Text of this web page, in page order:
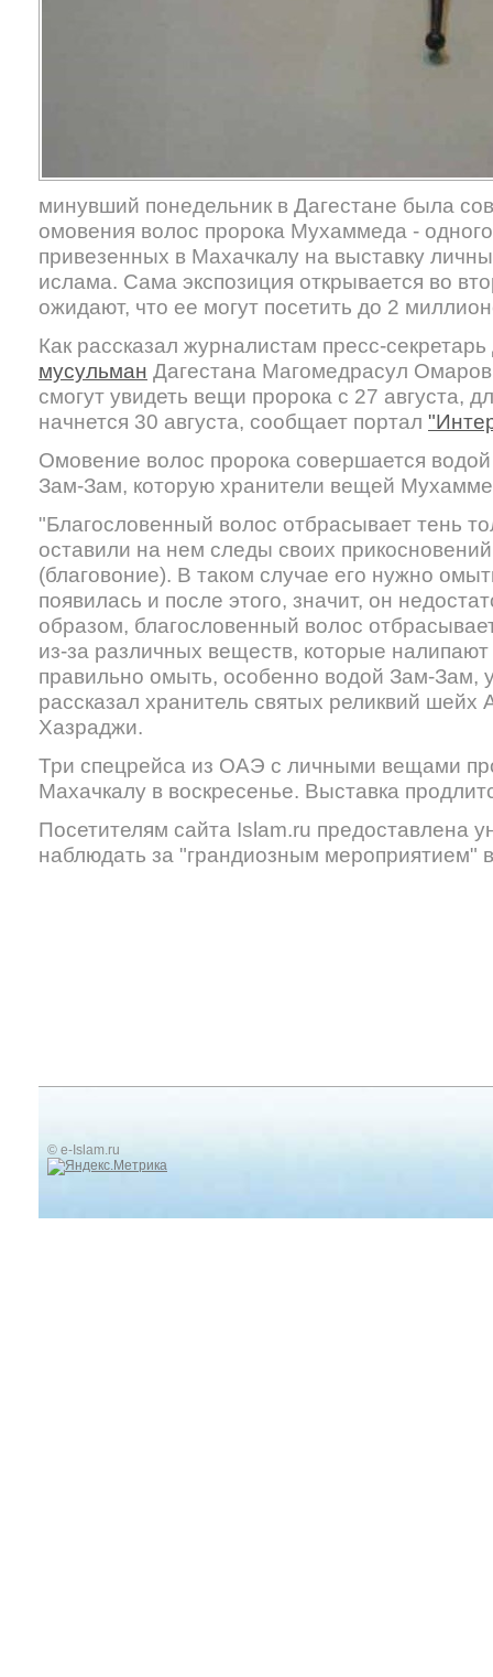
минувший понедельник в Дагестане была
омовения волос пророка Мухаммеда - одного
привезенных в Махачкалу на выставку
ислама. Сама экспозиция открывается во
ожидают, что ее могут посетить до 2
Как рассказал журналистам пресс-
мусульман Дагестана Магомедрасул
смогут увидеть вещи пророка с 27 августа,
начнется 30 августа, сообщает портал
Омовение волос пророка совершается
Зам-Зам, которую хранители вещей
"Благословенный волос отбрасывает тень
оставили на нем следы своих
(благовоние). В таком случае его нужно
появилась и после этого, значит, он
образом, благословенный волос
из-за различных веществ, которые налипают
правильно омыть, особенно водой Зам-Зам,
рассказал хранитель святых реликвий
Хазраджи.
Три спецрейса из ОАЭ с личными вещами
Махачкалу в воскресенье. Выставка
Посетителям сайта Islam.ru предоставлена
наблюдать за "грандиозным мероприятием"
© e-Islam.ru